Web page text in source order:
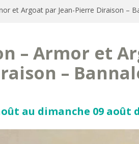
et Argoat par Jean-Pierre Diraison –
– Armor et
–
au dimanche 09 août